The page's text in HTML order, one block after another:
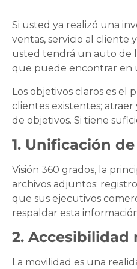
Si usted ya realizó una
ventas, servicio al cliente
usted tendrá un auto de
que puede encontrar en
Los objetivos claros es el
clientes existentes;
de objetivos. Si tiene
1. Unificación
Visión 360 grados, la
archivos adjuntos;
que sus ejecutivos
respaldar esta
2.
La movilidad es una